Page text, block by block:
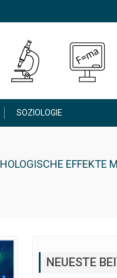
SOZIOLOGIE
EFFEKTE
NEUESTE